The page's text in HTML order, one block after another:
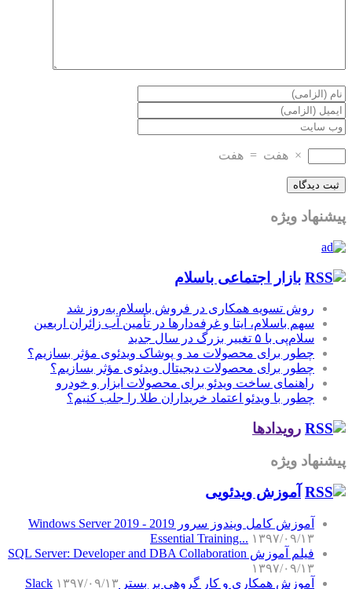
× هفت = هفت
پیشنهاد ویژه
بازار اجتماعی باسلام
روش تسویه همکاری در فروش باسلام به‌روز شد
سهم باسلام، ایتا و غرفه‌دارها در تأمین آب زائران اربعین
سلام‌پی با ۵ تغییر بزرگ در سال جدید
چطور برای محصولات مد و پوشاک ویدئوی مؤثر بسازیم؟
چطور برای محصولات دیجیتال ویدئوی مؤثر بسازیم؟
راهنمای ساخت ویدئو برای محصولات ابزار و خودرو
چطور با ویدئو اعتماد خریداران طلا را جلب کنیم؟
رویدادها
پیشنهاد ویژه
آموزش‌ ویدئویی
آموزش کامل ویندوز سرور 2019 - Windows Server 2019
Essential Training... ۱۳۹۷/۰۹/۱۳
فیلم آموزش SQL Server: Developer and DBA Collaboration
۱۳۹۷/۰۹/۱۳
آموزش همکاری و کار گروهی بر بستر Slack ۱۳۹۷/۰۹/۱۳